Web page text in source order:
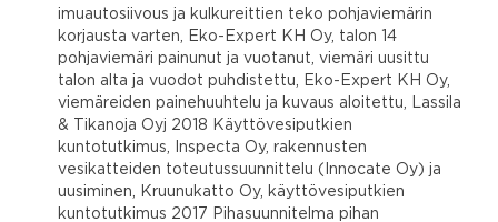
imuautosiivous ja kulkureittien teko pohjaviemärin
korjausta varten, Eko-Expert KH Oy, talon 14
pohjaviemäri painunut ja vuotanut, viemäri uusittu
talon alta ja vuodot puhdistettu, Eko-Expert KH Oy,
viemäreiden painehuuhtelu ja kuvaus aloitettu, Lassila
& Tikanoja Oyj 2018 Käyttövesiputkien
kuntotutkimus, Inspecta Oy, rakennusten
vesikatteiden toteutussuunnittelu (Innocate Oy) ja
uusiminen, Kruunukatto Oy, käyttövesiputkien
kuntotutkimus 2017 Pihasuunnitelma pihan